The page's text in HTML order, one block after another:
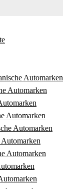
Automarken
Automarken
Automarken
Automarken
Automarken